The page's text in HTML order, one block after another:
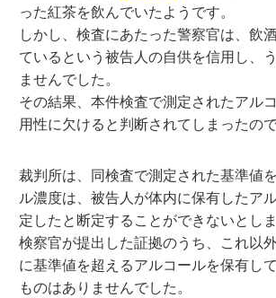
った紅茶を飲んでいたようです。
しかし、検査にあたった警察官は、飲
ているという被告人の自供を信用し、
ませんでした。
その結果、本件検査で測定されたアル
用性に欠けると判断されてしまったので
裁判所は、同検査で測定された基準値
ル濃度は、被告人が体内に保有したア
定したと断定することができないとしま
検察官が提出した証拠のうち、これ以
に基準値を超えるアルコールを保有し
ものはありませんでした。